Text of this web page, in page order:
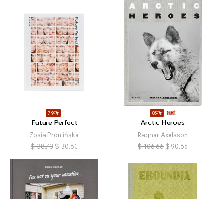
79折
Future Perfect
Zosia Promińska
$ 38.73 $ 30.60
85折 推薦
Arctic Heroes
Ragnar Axelsson
$ 106.66 $ 90.66